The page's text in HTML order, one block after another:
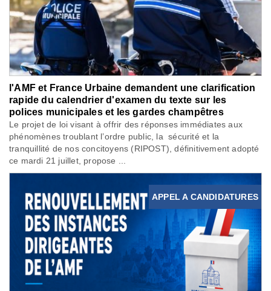
l'AMF et France Urbaine demandent une clarification
rapide du calendrier d'examen du texte sur les
polices municipales et les gardes champêtres
Le projet de loi visant à offrir des réponses immédiates aux
phénomènes troublant l’ordre public, la sécurité et la
tranquillité de nos concitoyens (RIPOST), définitivement adopté
ce mardi 21 juillet, propose ...
APPEL A CANDIDATURES